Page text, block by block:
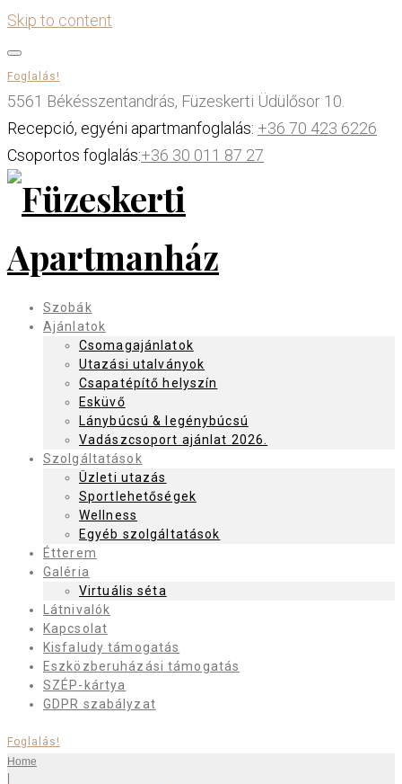
Skip to content
Foglalás!
5561 Békésszentandrás, Füzeskerti Üdülősor 10.
Recepció, egyéni apartmanfoglalás: +36 70 423 6226
Csoportos foglalás:+36 30 011 87 27
Szobák
Ajánlatok
Csomagajánlatok
Utazási utalványok
Csapatépítő helyszín
Esküvő
Lánybúcsú & legénybúcsú
Vadászcsoport ajánlat 2026.
Szolgáltatások
Üzleti utazás
Sportlehetőségek
Wellness
Egyéb szolgáltatások
Étterem
Galéria
Virtuális séta
Látnivalók
Kapcsolat
Kisfaludy támogatás
Eszközberuházási támogatás
SZÉP-kártya
GDPR szabályzat
Foglalás!
Home